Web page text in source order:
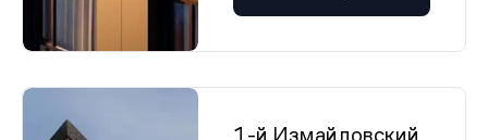
1-й Измайловский